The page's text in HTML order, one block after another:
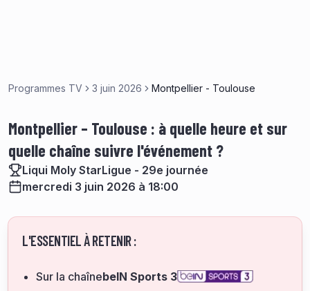
Programmes TV 3 juin 2026 Montpellier - Toulouse
Montpellier – Toulouse : à quelle heure et sur
quelle chaîne suivre l'événement ?
Liqui Moly StarLigue - 29e journée
mercredi 3 juin 2026 à 18:00
L'ESSENTIEL À RETENIR :
Sur la chaînebeIN Sports 3